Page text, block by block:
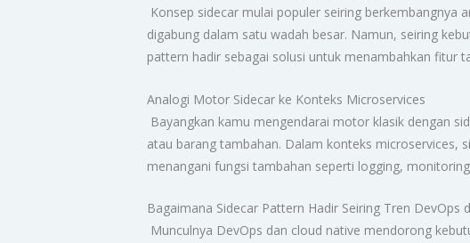
Konsep sidecar mulai populer seiring berkembangnya
digabung dalam satu wadah besar. Namun, seiring
pattern hadir sebagai solusi untuk menambahkan fitur
Analogi Motor Sidecar ke Konteks Microservices
Bayangkan kamu mengendarai motor klasik dengan
atau barang tambahan. Dalam konteks microservices,
menangani fungsi tambahan seperti logging,
Bagaimana Sidecar Pattern Hadir Seiring Tren DevOps
Munculnya DevOps dan cloud native mendorong